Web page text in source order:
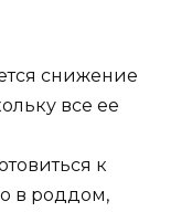
снижение
все ее
к
в роддом,